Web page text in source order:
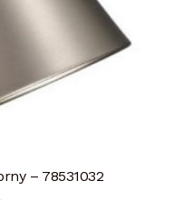
– 78531032